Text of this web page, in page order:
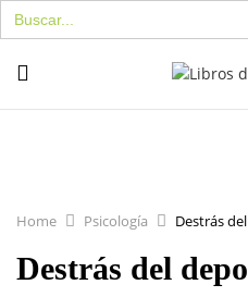
Buscar:
Home Psicología Destrás
Destrás del